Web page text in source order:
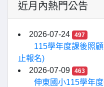
近月內熱門公告
2026-07-24 497
115學年度課後照
止報名)
2026-07-09
463
伸東國小115學年